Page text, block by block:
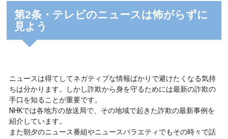
第2条・テレビのニュースは怖がらずに
見よう
ニュースは得てしてネガティブな情報ばかりで避けたくなる気持
ちは分かります。しかし詐欺から身を守るためには最新の詐欺の
手口を知ることが重要です。
NHKでは各地方の放送局で、その地域で起きた詐欺の最新事例を
紹介しています。
また朝夕のニュース番組やニュースバラエティでもその時々で話